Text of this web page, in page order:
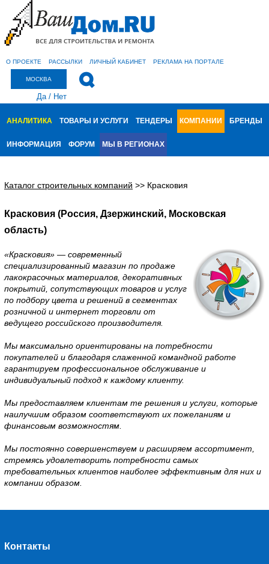
О ПРОЕКТЕ РАССЫЛКИ ЛИЧНЫЙ КАБИНЕТ РЕКЛАМА НА ПОРТАЛЕ
МОСКВА
Да/ Нет
АНАЛИТИКА ТОВАРЫ И УСЛУГИ ТЕНДЕРЫ КОМПАНИИ БРЕНДЫ
ИНФОРМАЦИЯ ФОРУМ МЫ В РЕГИОНАХ
Каталог строительных компаний >> Красковия
Красковия (Россия, Дзержинский, Московская
область)
«Красковия» — современный
специализированный магазин по продаже
лакокрасочных материалов, декоративных
покрытий, сопутствующих товаров и услуг
по подбору цвета и решений в сегментах
розничной и интернет торговли от
ведущего российского производителя.
Мы максимально ориентированы на потребности
покупателей и благодаря слаженной командной работе
гарантируем профессиональное обслуживание и
индивидуальный подход к каждому клиенту.
Мы предоставляем клиентам те решения и услуги, которые
наилучшим образом соответствуют их пожеланиям и
финансовым возможностям.
Мы постоянно совершенствуем и расширяем ассортимент,
стремясь удовлетворить потребности самых
требовательных клиентов наиболее эффективным для них и
компании образом.
Контакты